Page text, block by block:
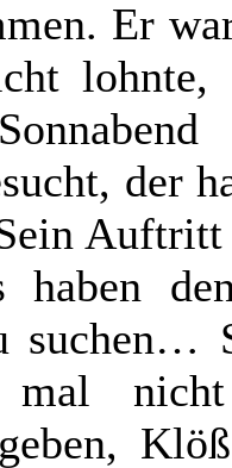
Er
lohnte,
der
haben
suchen…
nicht